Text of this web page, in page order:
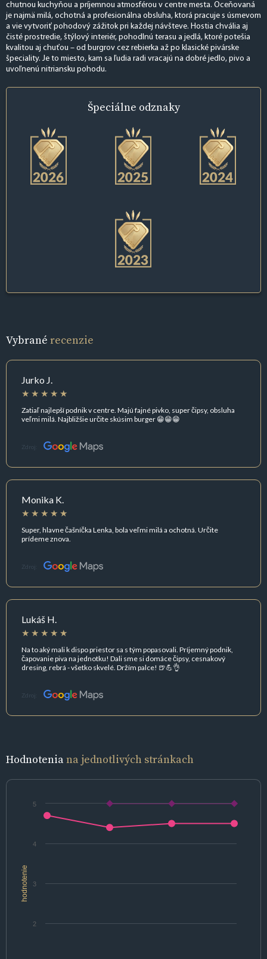
chutnou kuchyňou a príjemnou atmosférou v centre mesta. Oceňovaná
je najmä milá, ochotná a profesionálna obsluha, ktorá pracuje s úsmevom
a vie vytvoriť pohodový zážitok pri každej návšteve. Hostia chvália aj
čisté prostredie, štýlový interiér, pohodlnú terasu a jedlá, ktoré potešia
kvalitou aj chuťou – od burgrov cez rebierka až po klasické pivárske
špeciality. Je to miesto, kam sa ľudia radi vracajú na dobré jedlo, pivo a
uvoľnenú nitriansku pohodu.
Špeciálne odznaky
Vybrané recenzie
Jurko J.
Zatiaľ najlepší podnik v centre. Majú fajné pivko, super čipsy, obsluha
veľmi milá. Najbližšie určite skúsim burger 😁😁😁
Zdroj:
Monika K.
Super, hlavne čašníčka Lenka, bola veľmi milá a ochotná. Určite
prídeme znova.
Zdroj:
Lukáš H.
Na to aký mali k dispo priestor sa s tým popasovali. Príjemný podnik,
čapovanie piva na jednotku! Dali sme si domáce čipsy, cesnakový
dresing, rebrá - všetko skvelé. Držím palce! 🍺💪👌
Zdroj:
Hodnoteniana jednotlivých stránkach
hodnotenie
2
3
4
5